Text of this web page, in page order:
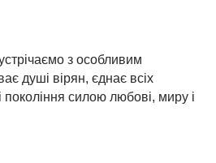
з особливим
душі вірян, єднає всіх
покоління силою любові, миру і